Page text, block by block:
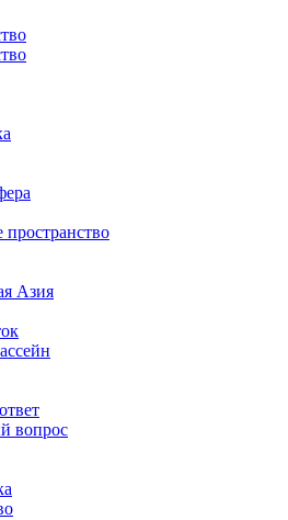
пространство
Азия
вопрос